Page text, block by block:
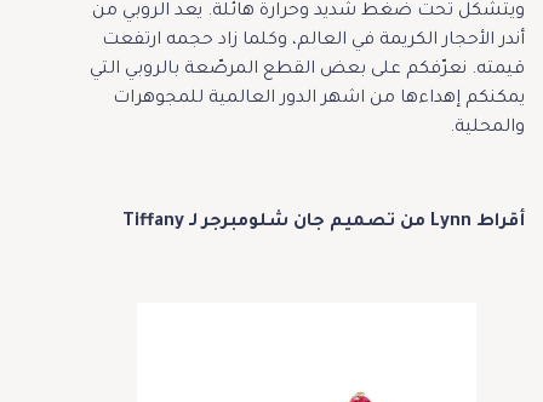
ويتشكّل تحت ضغط شديد وحرارة هائلة. يعد الروبي من
أندر الأحجار الكريمة في العالم، وكلما زاد حجمه ارتفعت
قيمته. نعرّفكم على بعض القطع المرصّعة بالروبي التي
يمكنكم إهداءها من اشهر الدور العالمية للمجوهرات
والمحلية.
أقراط Lynn من تصميم جان شلومبرجر لـ Tiffany